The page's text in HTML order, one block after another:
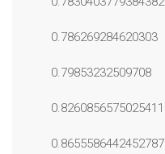
0.786269284620303
0.79853232509708
0.8260856575025411
0.8655586442452787